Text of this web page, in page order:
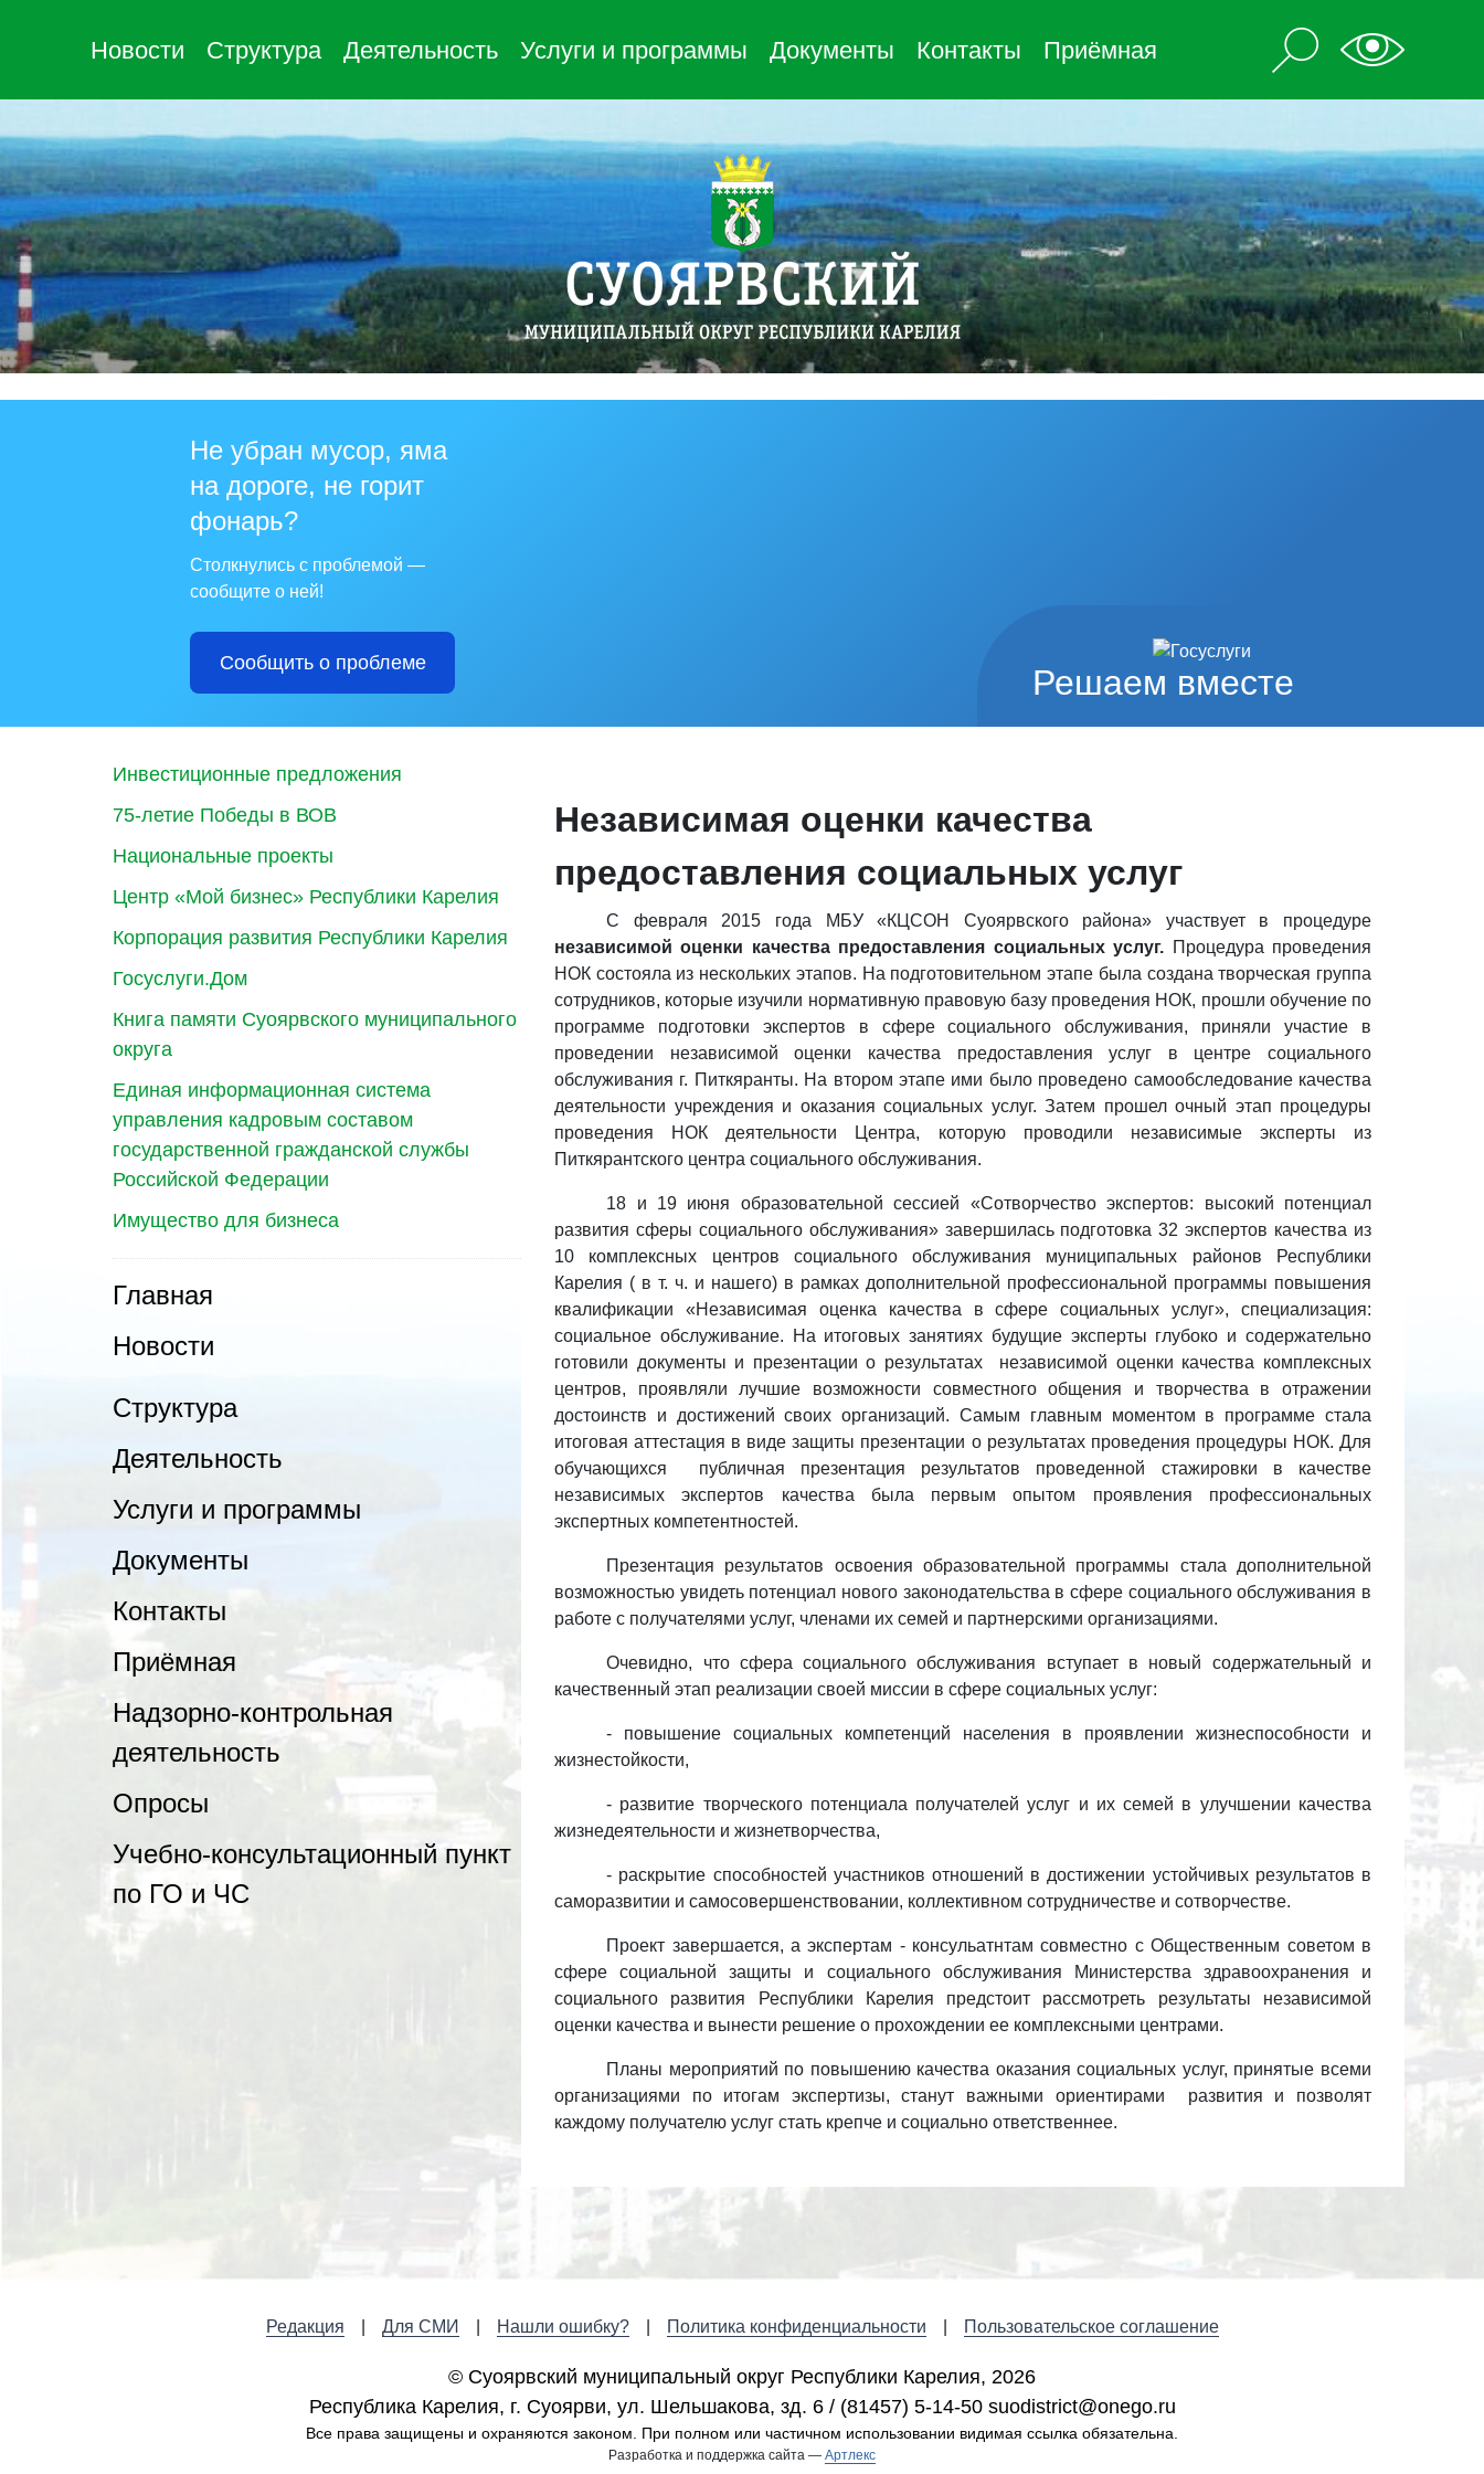
Новости Структура Деятельность Услуги и программы Документы Контакты Приёмная
Решаем вместе
Не убран мусор, яма
на дороге, не горит
фонарь?
Столкнулись с проблемой —
сообщите о ней!
Сообщить о проблеме
Инвестиционные предложения
75-летие Победы в ВОВ
Национальные проекты
Центр «Мой бизнес» Республики Карелия
Корпорация развития Республики Карелия
Госуслуги.Дом
Книга памяти Суоярвского муниципального
округа
Единая информационная система
управления кадровым составом
государственной гражданской службы
Российской Федерации
Имущество для бизнеса
Главная
Новости
Структура
Деятельность
Услуги и программы
Документы
Контакты
Приёмная
Надзорно-контрольная
деятельность
Опросы
Учебно-консультационный пункт
по ГО и ЧС
Независимая оценки качества
предоставления социальных услуг
С февраля 2015 года МБУ «КЦСОН Суоярвского района» участвует в процедуре
независимой оценки качества предоставления социальных услуг. Процедура проведения
НОК состояла из нескольких этапов. На подготовительном этапе была создана творческая группа
сотрудников, которые изучили нормативную правовую базу проведения НОК, прошли обучение по
программе подготовки экспертов в сфере социального обслуживания, приняли участие в
проведении независимой оценки качества предоставления услуг в центре социального
обслуживания г. Питкяранты. На втором этапе ими было проведено самообследование качества
деятельности учреждения и оказания социальных услуг. Затем прошел очный этап процедуры
проведения НОК деятельности Центра, которую проводили независимые эксперты из
Питкярантского центра социального обслуживания.
18 и 19 июня образовательной сессией «Сотворчество экспертов: высокий потенциал
развития сферы социального обслуживания» завершилась подготовка 32 экспертов качества из
10 комплексных центров социального обслуживания муниципальных районов Республики
Карелия ( в т. ч. и нашего) в рамках дополнительной профессиональной программы повышения
квалификации «Независимая оценка качества в сфере социальных услуг», специализация:
социальное обслуживание. На итоговых занятиях будущие эксперты глубоко и содержательно
готовили документы и презентации о результатах
независимой оценки качества комплексных
центров, проявляли лучшие возможности совместного общения и творчества в отражении
достоинств и достижений своих организаций. Самым главным моментом в программе стала
итоговая аттестация в виде защиты презентации о результатах проведения процедуры НОК. Для
обучающихся
публичная презентация результатов проведенной стажировки в качестве
независимых экспертов качества была первым опытом проявления профессиональных
экспертных компетентностей.
Презентация результатов освоения образовательной программы стала дополнительной
возможностью увидеть потенциал нового законодательства в сфере социального обслуживания в
работе с получателями услуг, членами их семей и партнерскими организациями.
Очевидно, что сфера социального обслуживания вступает в новый содержательный и
качественный этап реализации своей миссии в сфере социальных услуг:
- повышение социальных компетенций населения в проявлении жизнеспособности и
жизнестойкости,
- развитие творческого потенциала получателей услуг и их семей в улучшении качества
жизнедеятельности и жизнетворчества,
- раскрытие способностей участников отношений в достижении устойчивых результатов в
саморазвитии и самосовершенствовании, коллективном сотрудничестве и сотворчестве.
Проект завершается, а экспертам - консульатнтам совместно с Общественным советом в
сфере социальной защиты и социального обслуживания Министерства здравоохранения и
социального развития Республики Карелия предстоит рассмотреть результаты независимой
оценки качества и вынести решение о прохождении ее комплексными центрами.
Планы мероприятий по повышению качества оказания социальных услуг, принятые всеми
организациями по итогам экспертизы, станут важными ориентирами
развития и позволят
каждому получателю услуг стать крепче и социально ответственнее.
Редакция Для СМИ Нашли ошибку? Политика конфиденциальности Пользовательское соглашение
© Суоярвский муниципальный округ Республики Карелия, 2026
Республика Карелия, г. Cуоярви, ул. Шельшакова, зд. 6 / (81457) 5-14-50 suodistrict@onego.ru
Все права защищены и охраняются законом. При полном или частичном использовании видимая ссылка обязательна.
Разработка и поддержка сайта — Артлекс